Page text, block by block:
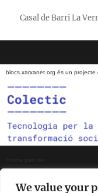
We value your
Casal de Barri La
blocs.xarxanet.org és un projecte